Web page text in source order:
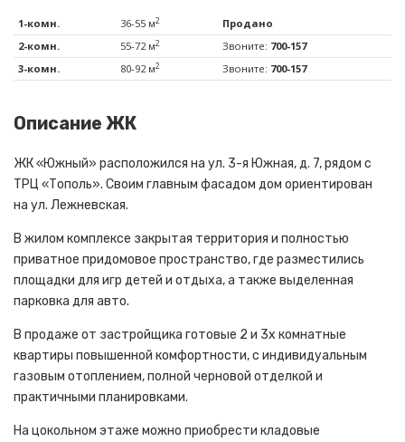
1-комн. 36-55 м2
Продано
2-комн.
55-72 м2 Звоните: 700-157
3-комн.
80-92 м2 Звоните: 700-157
Описание ЖК
ЖК «Южный» расположился на ул. 3-я Южная, д. 7, рядом с
ТРЦ «Тополь». Своим главным фасадом дом ориентирован
на ул. Лежневская.
В жилом комплексе закрытая территория и полностью
приватное придомовое пространство, где разместились
площадки для игр детей и отдыха, а также выделенная
парковка для авто.
В продаже от застройщика готовые 2 и 3х комнатные
квартиры повышенной комфортности, с индивидуальным
газовым отоплением, полной черновой отделкой и
практичными планировками.
На цокольном этаже можно приобрести кладовые